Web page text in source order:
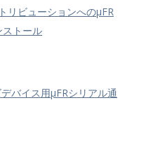
リビューションへのμFR
ストール
バイス用μFRシリアル通